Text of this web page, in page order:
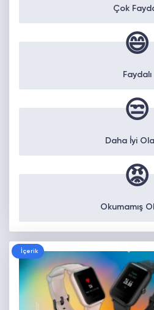
Çok
😄
Faydalı
😒
Daha İyi
😡
Okumamış
İçerik